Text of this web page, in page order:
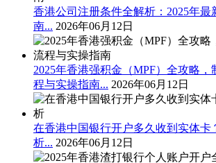
香港公司注册条件全解析：2025年最
南... 2026年06月12日
2025年香港强积金（MPF）全攻略
程与实操指南... 2026年06月12日
在香港中国银行开户多久收到实体卡
析... 2026年06月12日